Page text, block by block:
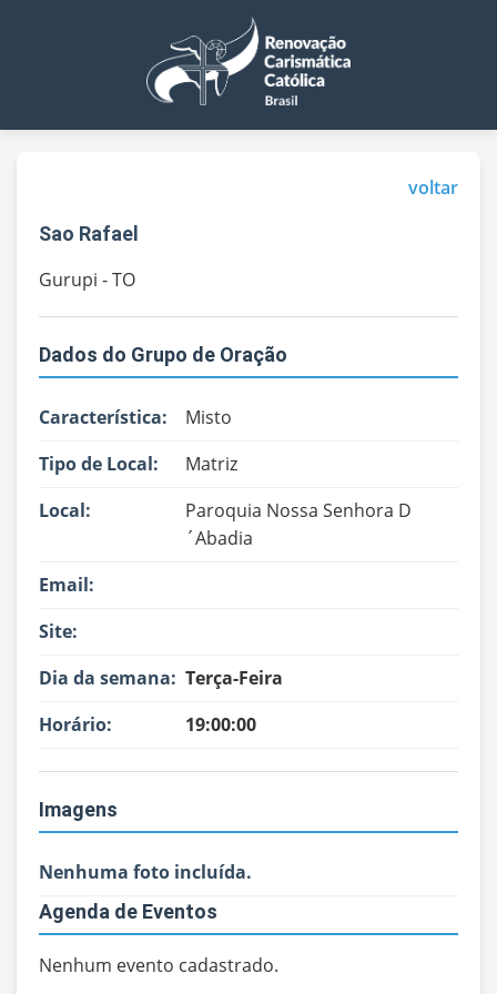
voltar
Sao Rafael
Gurupi - TO
Dados do Grupo de Oração
Característica:
Misto
Tipo de Local:
Matriz
Local:
Paroquia Nossa Senhora D
´Abadia
Email:
Site:
Dia da semana: Terça-Feira
Horário:
19:00:00
Imagens
Nenhuma foto incluída.
Agenda de Eventos
Nenhum evento cadastrado.